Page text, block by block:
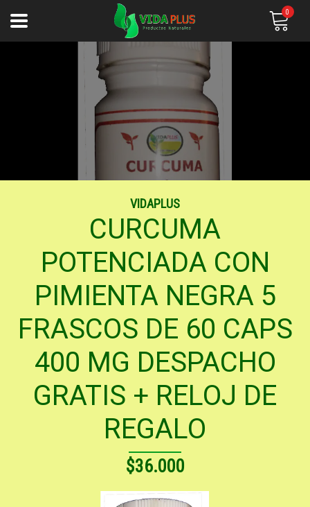
0
VIDAPLUS
CURCUMA
POTENCIADA CON
PIMIENTA NEGRA 5
FRASCOS DE 60 CAPS
400 MG DESPACHO
GRATIS + RELOJ DE
REGALO
$36.000